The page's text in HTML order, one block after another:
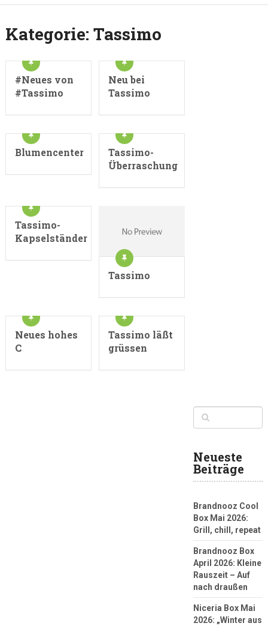
Kategorie: Tassimo
#Neues von
#Tassimo
Neu bei
Tassimo
Blumencenter
Tassimo-
Überraschung
Tassimo-
Kapselständer
Tassimo
Neues hohes
C
Tassimo läßt
grüssen
Neueste
Beiträge
Brandnooz Cool
Box Mai 2026:
Grill, chill, repeat
Brandnooz Box
April 2026: Kleine
Rauszeit – Auf
nach draußen
Niceria Box Mai
2026: „Winter aus